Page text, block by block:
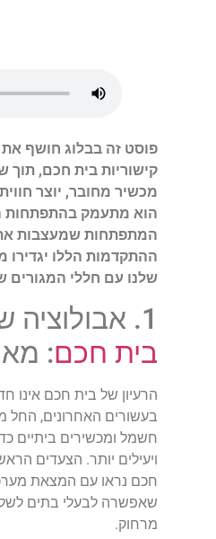
פוסט זה בבלוג חושף את
קישוריות בית חכם, תוך
מכשיר מחובר, יוצר
הוא מתעמק בהתפתחות
המתפתחות שמעצבות
ההתקדמות הללו
שלנו עם חללי המגורים
1. אבולוציה של קישוריות
בית חכם:
הרעיון של בית חכם אינו
בעשורים האחרונים, החל
חשמל ומכשירים ביתיים
ויעילים יותר. הצעדים
חכם נראו עם המצאת
שאפשרה לבעלי בתים
מרחוק.